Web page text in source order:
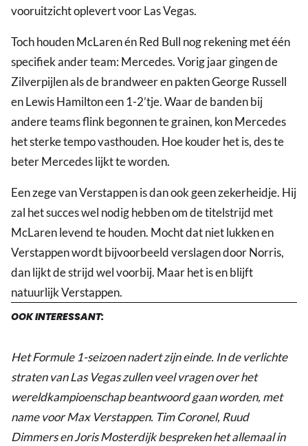
vooruitzicht oplevert voor Las Vegas.
Toch houden McLaren én Red Bull nog rekening met één
specifiek ander team: Mercedes. Vorig jaar gingen de
Zilverpijlen als de brandweer en pakten George Russell
en Lewis Hamilton een 1-2’tje. Waar de banden bij
andere teams flink begonnen te grainen, kon Mercedes
het sterke tempo vasthouden. Hoe kouder het is, des te
beter Mercedes lijkt te worden.
Een zege van Verstappen is dan ook geen zekerheidje. Hij
zal het succes wel nodig hebben om de titelstrijd met
McLaren levend te houden. Mocht dat niet lukken en
Verstappen wordt bijvoorbeeld verslagen door Norris,
dan lijkt de strijd wel voorbij. Maar het is en blijft
natuurlijk Verstappen.
OOK INTERESSANT:
Het Formule 1-seizoen nadert zijn einde. In de verlichte
straten van Las Vegas zullen veel vragen over het
wereldkampioenschap beantwoord gaan worden, met
name voor Max Verstappen. Tim Coronel, Ruud
Dimmers en Joris Mosterdijk bespreken het allemaal in